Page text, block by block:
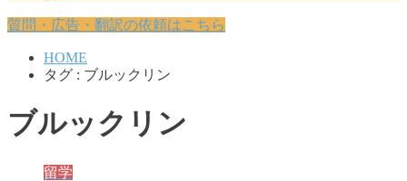
質問・広告・翻訳の依頼はこちら
HOME
タグ : ブルックリン
ブルックリン
留学